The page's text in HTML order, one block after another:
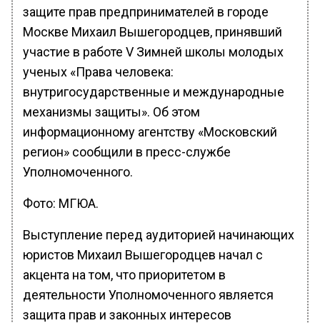
защите прав предпринимателей в городе
Москве Михаил Вышегородцев, принявший
участие в работе V Зимней школы молодых
ученых «Права человека:
внутригосударственные и международные
механизмы защиты». Об этом
информационному агентству «Московский
регион» сообщили в пресс-службе
Уполномоченного.
Фото: МГЮА.
Выступление перед аудиторией начинающих
юристов Михаил Вышегородцев начал с
акцента на том, что приоритетом в
деятельности Уполномоченного является
защита прав и законных интересов